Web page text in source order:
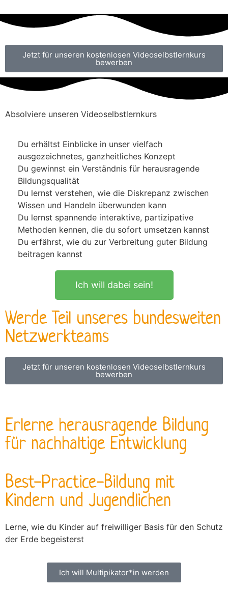
Jetzt für unseren kostenlosen Videoselbstlernkurs
bewerben
Absolviere unseren Videoselbstlernkurs
Du erhältst Einblicke in unser vielfach
ausgezeichnetes, ganzheitliches Konzept
Du gewinnst ein Verständnis für herausragende
Bildungsqualität
Du lernst verstehen, wie die Diskrepanz zwischen
Wissen und Handeln überwunden kann
Du lernst spannende interaktive, partizipative
Methoden kennen, die du sofort umsetzen kannst
Du erfährst, wie du zur Verbreitung guter Bildung
beitragen kannst
Ich will dabei sein!
Werde Teil unseres bundesweiten
Netzwerkteams
Jetzt für unseren kostenlosen Videoselbstlernkurs
bewerben
Erlerne herausragende Bildung
für nachhaltige Entwicklung
Best-Practice-Bildung mit
Kindern und Jugendlichen
Lerne, wie du Kinder auf freiwilliger Basis für den Schutz
der Erde begeisterst
Ich will Multipikator*in werden